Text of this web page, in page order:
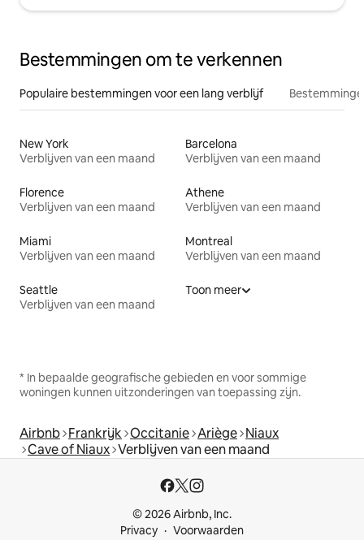
Bestemmingen om te verkennen
Populaire bestemmingen voor een lang verblijf
New York
Verblijven van een maand
Barcelona
Verblijven van een maand
Florence
Verblijven van een maand
Athene
Verblijven van een maand
Miami
Verblijven van een maand
Montreal
Verblijven van een maand
Seattle
Verblijven van een maand
Toon meer
* In bepaalde geografische gebieden en voor sommige
woningen kunnen uitzonderingen van toepassing zijn.
Airbnb Frankrijk Occitanie Ariège Niaux
Cave of Niaux Verblijven van een maand
© 2026 Airbnb, Inc.
Privacy
Voorwaarden